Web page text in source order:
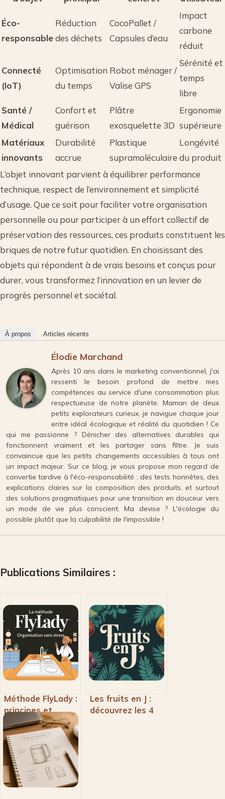
Éco-
responsable
Réduction
des déchets
CocoPallet /
Capsules d’eau
Impact
carbone
réduit
Connecté
(IoT)
Optimisation
du temps
Robot ménager /
Valise GPS
Sérénité et
temps
libre
Santé /
Médical
Confort et
guérison
Plâtre
exosquelette 3D
Ergonomie
supérieure
Matériaux
innovants
Durabilité
accrue
Plastique
supramoléculaire
Longévité
du produit
L’objet innovant parvient à équilibrer performance
technique, respect de l’environnement et simplicité
d’usage. Que ce soit pour faciliter votre organisation
personnelle ou pour participer à un effort collectif de
préservation des ressources, ces produits constituent les
briques de notre futur quotidien. En choisissant des
objets qui répondent à de vrais besoins et conçus pour
durer, vous transformez l’innovation en un levier de
progrès personnel et sociétal.
À propos Articles récents
Élodie Marchand
Après 10 ans dans le marketing conventionnel, j'ai
ressenti le besoin profond de mettre mes
compétences au service d'une consommation plus
respectueuse de notre planète. Maman de deux
petits explorateurs curieux, je navigue chaque jour
entre idéal écologique et réalité du quotidien ! Ce
qui me passionne ? Dénicher des alternatives durables qui
fonctionnent vraiment et les partager sans filtre. Je suis
convaincue que les petits changements accessibles à tous ont
un impact majeur. Sur ce blog, je vous propose mon regard de
convertie tardive à l'éco-responsabilité : des tests honnêtes, des
explications claires sur la composition des produits, et surtout
des solutions pragmatiques pour une transition en douceur vers
un mode de vie plus conscient. Ma devise ? L'écologie du
possible plutôt que la culpabilité de l'impossible !
Publications Similaires :
Méthode FlyLady :
principes et
étapes pour
organiser votre
maison sans
stress
Les fruits en J :
découvrez les 4